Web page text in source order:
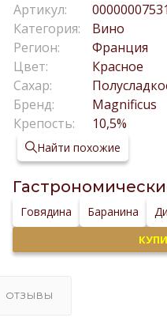
Артикул:
00000007531
Категория:
Вино
Регион:
Франция
Цвет:
Красное
Сахар:
Бренд:
Magnificus
Крепость:
10,5%
Найти похожие
Говядина Баранина
ОТЗЫВЫ